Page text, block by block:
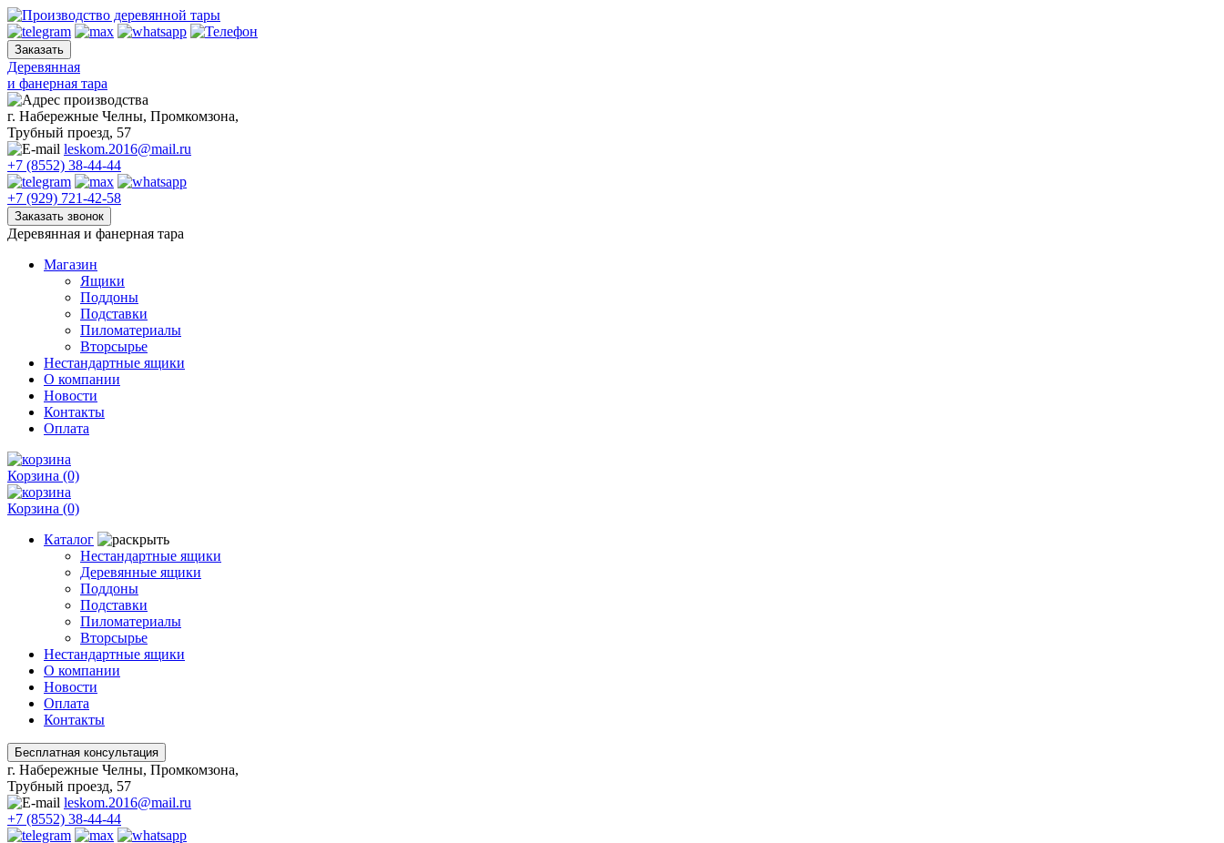
Skip
to
content
Деревянная
и фанерная тара
г. Набережные Челны, Промкомзона,
Трубный проезд, 57
leskom.2016@mail.ru
+7 (8552) 38-44-44
+7 (929) 721-42-58
Деревянная и фанерная тара
Магазин
Ящики
Поддоны
Подставки
Пиломатериалы
Вторсырье
Нестандартные ящики
О компании
Новости
Контакты
Оплата
Корзина (0)
Корзина (0)
Каталог
Нестандартные ящики
Деревянные ящики
Поддоны
Подставки
Пиломатериалы
Вторсырье
Нестандартные ящики
О компании
Новости
Оплата
Контакты
г. Набережные Челны, Промкомзона,
Трубный проезд, 57
leskom.2016@mail.ru
+7 (8552) 38-44-44